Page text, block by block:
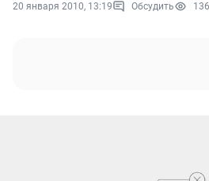
20 января 2010, 13:19 Обсудить 136